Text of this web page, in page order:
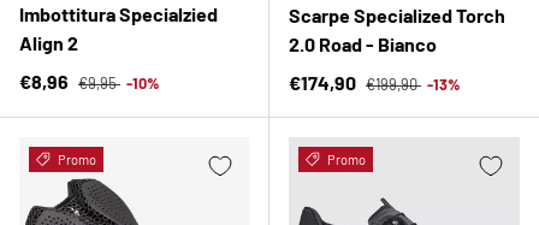
Imbottitura Specialzied
Align 2
Prezzo di vendita
€8,96 Prezzo normale
€9,95 -10%
Scarpe Specialized Torch
2.0 Road - Bianco
Prezzo di vendita
€174,90 Prezzo normale
€199,90 -13%
Promo Promo